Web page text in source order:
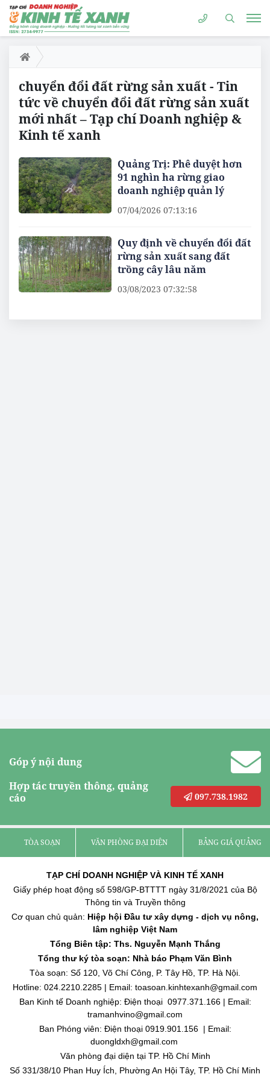
chuyển đổi đất rừng sản xuất - Tin
tức về chuyển đổi đất rừng sản xuất
mới nhất – Tạp chí Doanh nghiệp &
Kinh tế xanh
Quảng Trị: Phê duyệt hơn
91 nghìn ha rừng giao
doanh nghiệp quản lý
07/04/2026 07:13:16
Quy định về chuyển đổi đất
rừng sản xuất sang đất
trồng cây lâu năm
03/08/2023 07:32:58
Góp ý nội dung
Hợp tác truyền thông, quảng
cáo
097.738.1982
TÒA SOẠN VĂN PHÒNG ĐẠI DIỆN BẢNG GIÁ QUẢNG
TẠP CHÍ DOANH NGHIỆP VÀ KINH TẾ XANH
Giấy phép hoạt động số 598/GP-BTTTT ngày 31/8/2021 của Bộ
Thông tin và Truyền thông
Cơ quan chủ quản: Hiệp hội Đầu tư xây dựng - dịch vụ nông,
lâm nghiệp Việt Nam
Tổng Biên tập: Ths. Nguyễn Mạnh Thắng
Tổng thư ký tòa soạn: Nhà báo Phạm Văn Bình
Tòa soạn: Số 120, Võ Chí Công, P. Tây Hồ, TP. Hà Nội.
Hotline: 024.2210.2285 | Email: toasoan.kinhtexanh@gmail.com
Ban Kinh tế Doanh nghiệp: Điện thoại 0977.371.166 | Email:
tramanhvino@gmail.com
Ban Phóng viên: Điện thoại 0919.901.156 | Email:
duongldxh@gmail.com
Văn phòng đại diện tại TP. Hồ Chí Minh
Số 331/38/10 Phan Huy Ích, Phường An Hội Tây, TP. Hồ Chí Minh